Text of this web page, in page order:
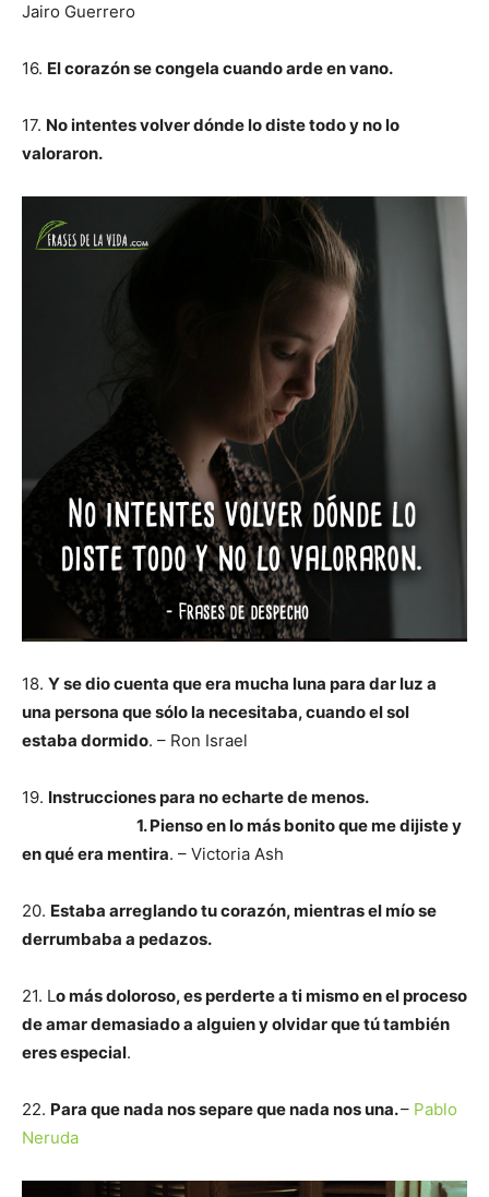
Jairo Guerrero
16. El corazón se congela cuando arde en vano.
17. No intentes volver dónde lo diste todo y no lo
valoraron.
18. Y se dio cuenta que era mucha luna para dar luz a
una persona que sólo la necesitaba, cuando el sol
estaba dormido. – Ron Israel
19. Instrucciones para no echarte de menos.
1. Pienso en lo más bonito que me dijiste y
en qué era mentira. – Victoria Ash
20. Estaba arreglando tu corazón, mientras el mío se
derrumbaba a pedazos.
21. Lo más doloroso, es perderte a ti mismo en el proceso
de amar demasiado a alguien y olvidar que tú también
eres especial.
22. Para que nada nos separe que nada nos una.– Pablo
Neruda